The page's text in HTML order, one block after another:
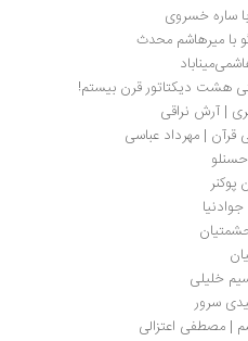
خسروی
محدث
قرن بیستم!
نراقی
مهرداد عباسی
اعتزالی